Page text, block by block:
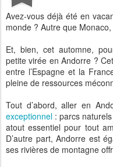
Avez-vous déjà été en
monde ? Autre que
Et, bien, cet automne,
petite virée en Andorre ?
entre l’Espagne et la
pleine de ressources
Tout d’abord, aller en
exceptionnel : parcs
atout essentiel pour tout
D’autre part, Andorre est
ses rivières de montagne